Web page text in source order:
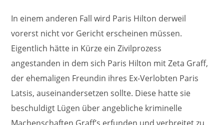
In einem anderen Fall wird Paris Hilton derweil
vorerst nicht vor Gericht erscheinen müssen.
Eigentlich hätte in Kürze ein Zivilprozess
angestanden in dem sich Paris Hilton mit Zeta Graff,
der ehemaligen Freundin ihres Ex-Verlobten Paris
Latsis, auseinandersetzen sollte. Diese hatte sie
beschuldigt Lügen über angebliche kriminelle